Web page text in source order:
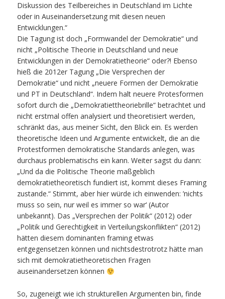
Diskussion des Teilbereiches in Deutschland im Lichte
oder in Auseinandersetzung mit diesen neuen
Entwicklungen.“
Die Tagung ist doch „Formwandel der Demokratie“ und
nicht „Politische Theorie in Deutschland und neue
Entwicklungen in der Demokratietheorie“ oder?! Ebenso
hieß die 2012er Tagung „Die Versprechen der
Demokratie“ und nicht „neuere Formen der Demokratie
und PT in Deutschland“. Indem halt neuere Protesformen
sofort durch die „Demokratiettheoriebrille“ betrachtet und
nicht erstmal offen analysiert und theoretisiert werden,
schränkt das, aus meiner Sicht, den Blick ein. Es werden
theoretische Ideen und Argumente entwickelt, die an die
Protestformen demokratische Standards anlegen, was
durchaus problematischs ein kann. Weiter sagst du dann:
„Und da die Politische Theorie maßgeblich
demokratietheoretisch fundiert ist, kommt dieses Framing
zustande.“ Stimmt, aber hier würde ich einwenden: ’nichts
muss so sein, nur weil es immer so war‘ (Autor
unbekannt). Das „Versprechen der Politik“ (2012) oder
„Politik und Gerechtigkeit in Verteilungskonflikten“ (2012)
hätten diesem dominanten framing etwas
entgegensetzen können und nichtsdestrotrotz hätte man
sich mit demokratietheoretischen Fragen
auseinandersetzen können
So, zugeneigt wie ich strukturellen Argumenten bin, finde